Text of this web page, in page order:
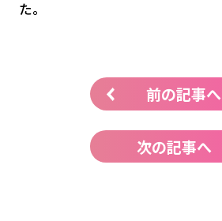
た。
前の記事へ
次の記事へ